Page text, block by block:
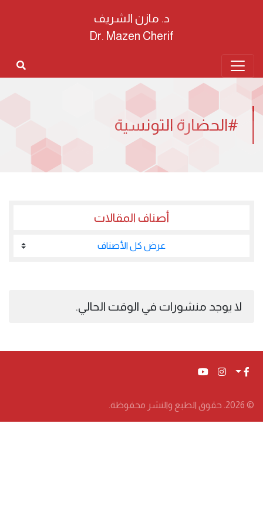
د. مازن الشريف
Dr. Mazen Cherif
#الحضارة التونسية
أصناف المقالات
عرض كل الأصناف
لا يوجد منشورات في الوقت الحالي.
© 2026. حقوق الطبع والنشر محفوظة.